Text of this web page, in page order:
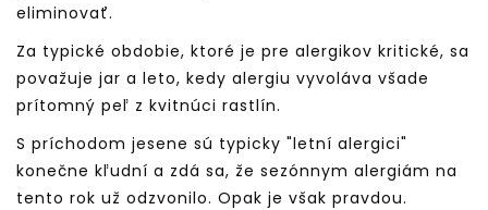
eliminovať.
Za typické obdobie, ktoré je pre alergikov kritické, sa
považuje jar a leto, kedy alergiu vyvoláva všade
prítomný peľ z kvitnúci rastlín.
S príchodom jesene sú typicky "letní alergici"
konečne kľudní a zdá sa, že sezónnym alergiám na
tento rok už odzvonilo. Opak je však pravdou.